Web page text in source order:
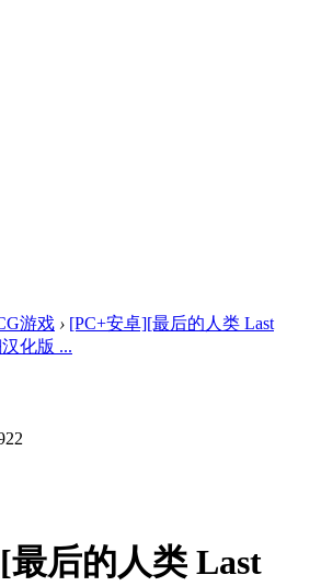
游戏 › [PC+安卓][最后的人类 Last
化版 ...
后的人类 Last